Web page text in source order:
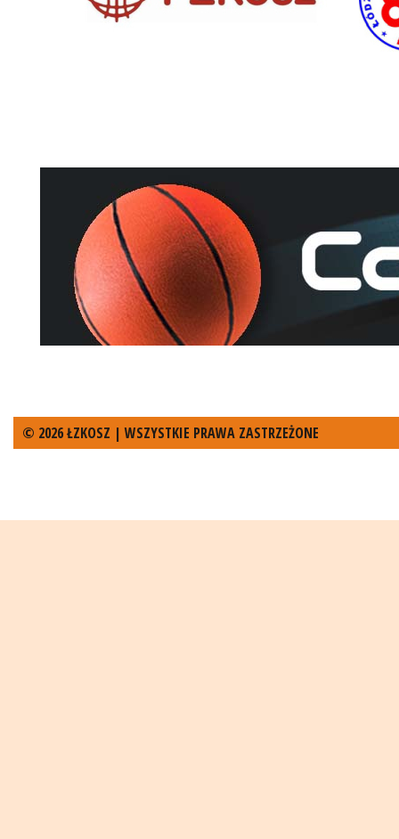
© 2026 ŁZKOSZ | WSZYSTKIE PRAWA ZASTRZEŻONE